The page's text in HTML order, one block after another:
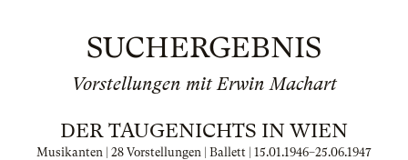
SUCHERGEBNIS
Vorstellungen mit Erwin Machart
DER TAUGENICHTS IN WIEN
Musikanten | 28 Vorstellungen | Ballett | 15.01.1946–25.06.1947